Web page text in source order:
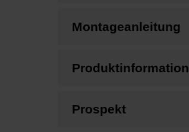
Montageanleitung
Produktinformation
Prospekt